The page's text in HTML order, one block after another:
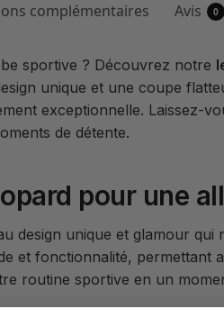
complémentaires Avis 0
sportive ? Découvrez notre
unique et une coupe
exceptionnelle. Laissez-
de détente.
pour une
design unique et glamour qui
et fonctionnalité, permettant
sportive en un